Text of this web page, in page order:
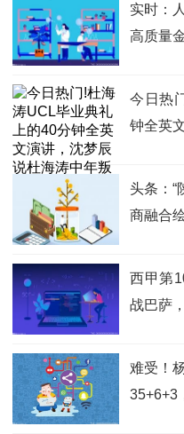
实时：
高质量
今日热
钟全英
头条：“
商融合
西甲第
战巴萨
难受！
35+6+3